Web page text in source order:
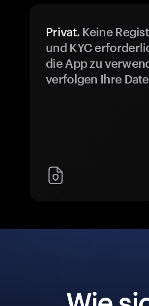
Privat. Keine
und KYC
die App zu
verfolgen Ihre